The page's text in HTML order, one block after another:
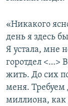
«Никакого
день я здесь
Я устала, мне
горотдел <…>
жить. До сих
меня. Требуем
миллиона,